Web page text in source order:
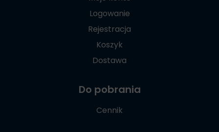
Logowanie
Rejestracja
Koszyk
Dostawa
Do pobrania
Cennik